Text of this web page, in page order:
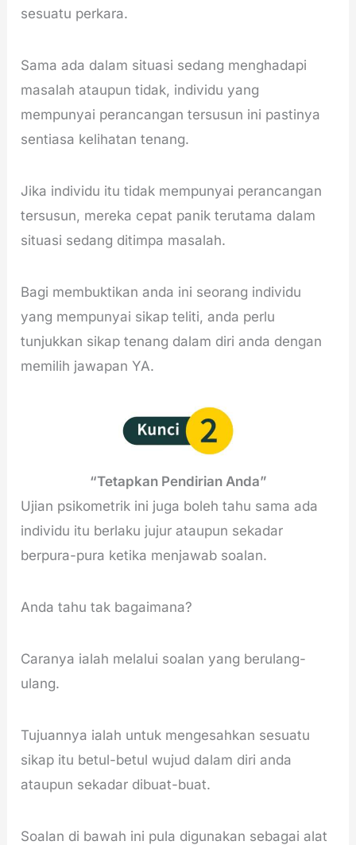
sesuatu perkara.
Sama ada dalam situasi sedang menghadapi
masalah ataupun tidak, individu yang
mempunyai perancangan tersusun ini pastinya
sentiasa kelihatan tenang.
Jika individu itu tidak mempunyai perancangan
tersusun, mereka cepat panik terutama dalam
situasi sedang ditimpa masalah.
Bagi membuktikan anda ini seorang individu
yang mempunyai sikap teliti, anda perlu
tunjukkan sikap tenang dalam diri anda dengan
memilih jawapan YA.
“Tetapkan Pendirian Anda”
Ujian psikometrik ini juga boleh tahu sama ada
individu itu berlaku jujur ataupun sekadar
berpura-pura ketika menjawab soalan.
Anda tahu tak bagaimana?
Caranya ialah melalui soalan yang berulang-
ulang.
Tujuannya ialah untuk mengesahkan sesuatu
sikap itu betul-betul wujud dalam diri anda
ataupun sekadar dibuat-buat.
Soalan di bawah ini pula digunakan sebagai alat